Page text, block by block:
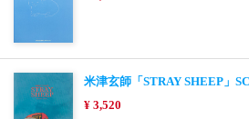
米津玄師「STRAY SHEEP」
¥ 3,520